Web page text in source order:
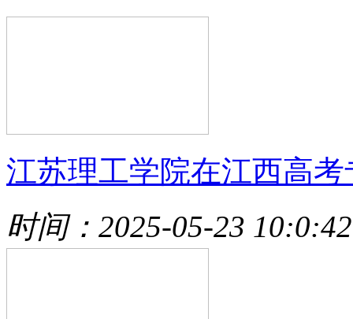
江苏理工学院在江西高考
时间：2025-05-23 10:0:42